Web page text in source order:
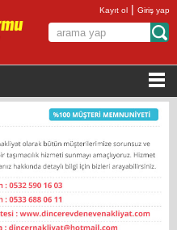
Kayıt ol |Giriş yap